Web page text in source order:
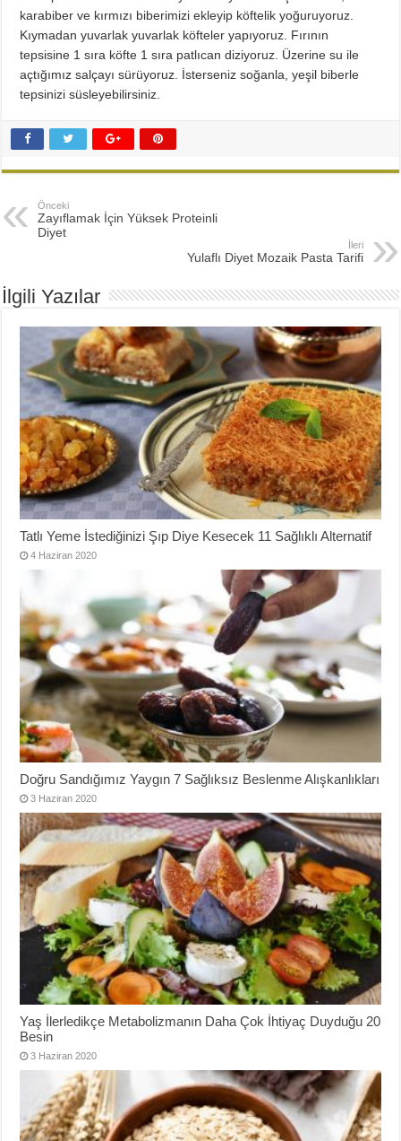
karabiber ve kırmızı biberimizi ekleyip köftelik yoğuruyoruz.
Kıymadan yuvarlak yuvarlak köfteler yapıyoruz. Fırının
tepsisine 1 sıra köfte 1 sıra patlıcan diziyoruz. Üzerine su ile
açtığımız salçayı sürüyoruz. İsterseniz soğanla, yeşil biberle
tepsinizi süsleyebilirsiniz.
Önceki
Zayıflamak İçin Yüksek Proteinli
Diyet
İleri
Yulaflı Diyet Mozaik Pasta Tarifi
İlgili Yazılar
Tatlı Yeme İstediğinizi Şıp Diye Kesecek 11 Sağlıklı Alternatif
4 Haziran 2020
Doğru Sandığımız Yaygın 7 Sağlıksız Beslenme Alışkanlıkları
3 Haziran 2020
Yaş İlerledikçe Metabolizmanın Daha Çok İhtiyaç Duyduğu 20
Besin
3 Haziran 2020